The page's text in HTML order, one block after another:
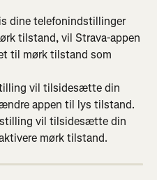
dine telefonindstillinger
tilstand, vil Strava-appen
til mørk tilstand som
vil tilsidesætte din
appen til lys tilstand.
vil tilsidesætte din
mørk tilstand.